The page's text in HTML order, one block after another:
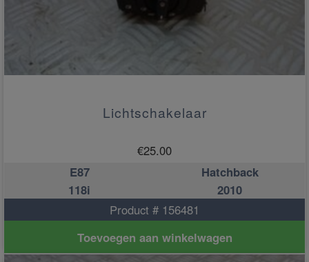
Lichtschakelaar
€25.00
E87
Hatchback
118i
2010
Product # 156481
Toevoegen aan winkelwagen